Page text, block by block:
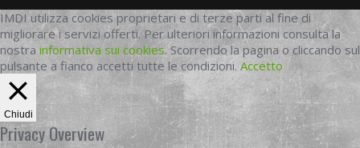
IMDI utilizza cookies proprietari e di terze parti al fine di
migliorare i servizi offerti. Per ulteriori informazioni consulta la
nostra informativa sui cookies. Scorrendo la pagina o cliccando sul
pulsante a fianco accetti tutte le condizioni.Accetto
Chiudi
Privacy Overview